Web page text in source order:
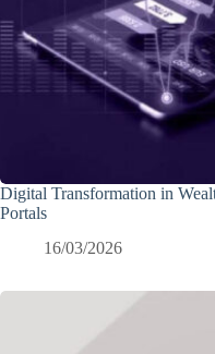
Digital Transformation in
Portals
16/03/2026